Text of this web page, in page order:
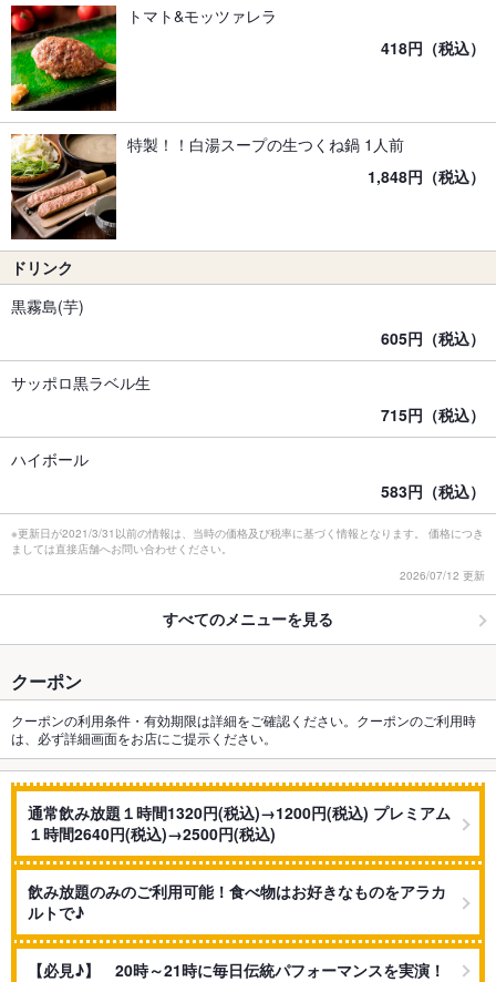
トマト&モッツァレラ
418円（税込）
特製！！白湯スープの生つくね鍋 1人前
1,848円（税込）
ドリンク
黒霧島(芋)
605円（税込）
サッポロ黒ラベル生
715円（税込）
ハイボール
583円（税込）
※更新日が2021/3/31以前の情報は、当時の価格及び税率に基づく情報となります。 価格につき
ましては直接店舗へお問い合わせください。
2026/07/12 更新
すべてのメニューを見る
クーポン
クーポンの利用条件・有効期限は詳細をご確認ください。クーポンのご利用時
は、必ず詳細画面をお店にご提示ください。
通常飲み放題１時間1320円(税込)→1200円(税込) プレミアム
１時間2640円(税込)→2500円(税込)
飲み放題のみのご利用可能！食べ物はお好きなものをアラカ
ルトで♪
【必見♪】 20時～21時に毎日伝統パフォーマンスを実演！